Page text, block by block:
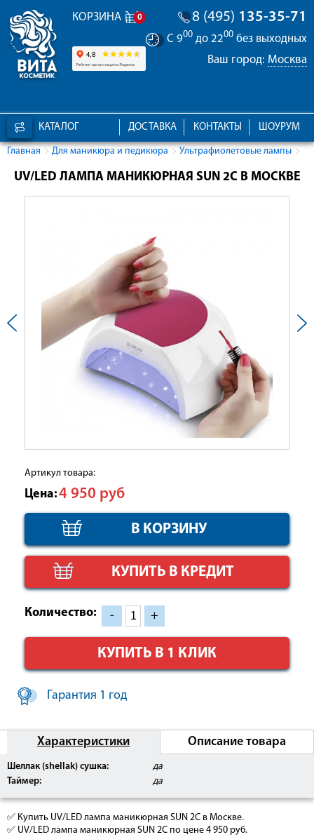
КОРЗИНА 0 8 (495) 135-35-71
С 900 до 2200 без выходных
Ваш город: Москва
КАТАЛОГ ШОУРУМ
КОНТАКТЫ
ДОСТАВКА
Главная Для маникюра и педикюра Ультрафиолетовые лампы
UV/LED ЛАМПА МАНИКЮРНАЯ SUN 2C В МОСКВЕ
Артикул товара:
Цена:4 950 руб
КУПИТЬ В КРЕДИТ
Количество: - +
КУПИТЬ В 1 КЛИК
Гарантия 1 год
Характеристики Описание товара
Шеллак (shellak) сушка:
да
Таймер:
да
✅ Купить UV/LED лампа маникюрная SUN 2C в Москве.
✅ UV/LED лампа маникюрная SUN 2C по цене 4 950 руб.